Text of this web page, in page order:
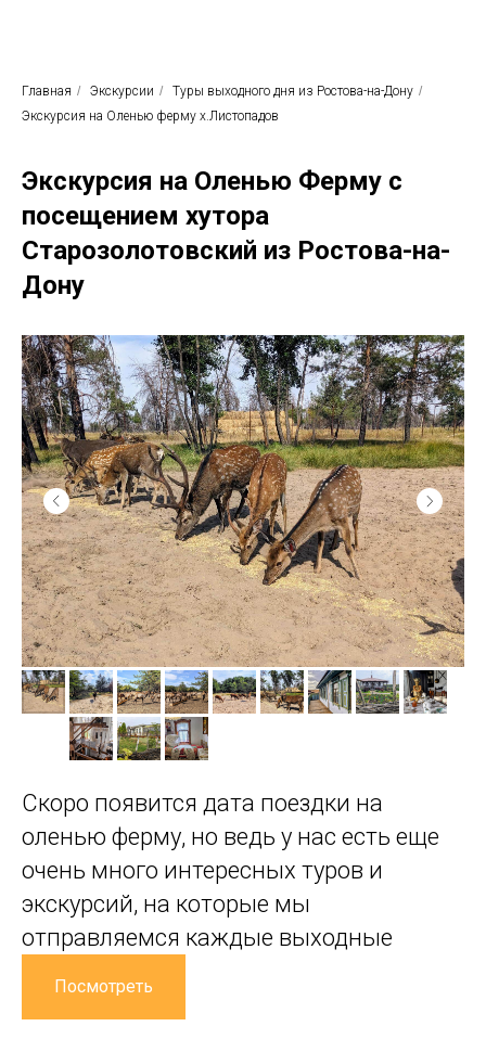
Главная / Экскурсии / Туры выходного дня из Ростова-на-Дону /
Экскурсия на Оленью ферму х.Листопадов
Экскурсия на Оленью Ферму с
посещением хутора
Старозолотовский из Ростова-на-
Дону
Скоро появится дата поездки на
оленью ферму, но ведь у нас есть еще
очень много интересных туров и
экскурсий, на которые мы
отправляемся каждые выходные
Посмотреть